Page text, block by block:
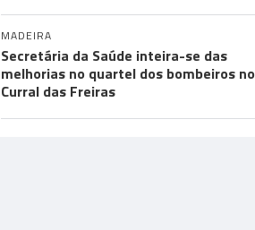
MADEIRA
Secretária da Saúde inteira-se das
melhorias no quartel dos bombeiros no
Curral das Freiras